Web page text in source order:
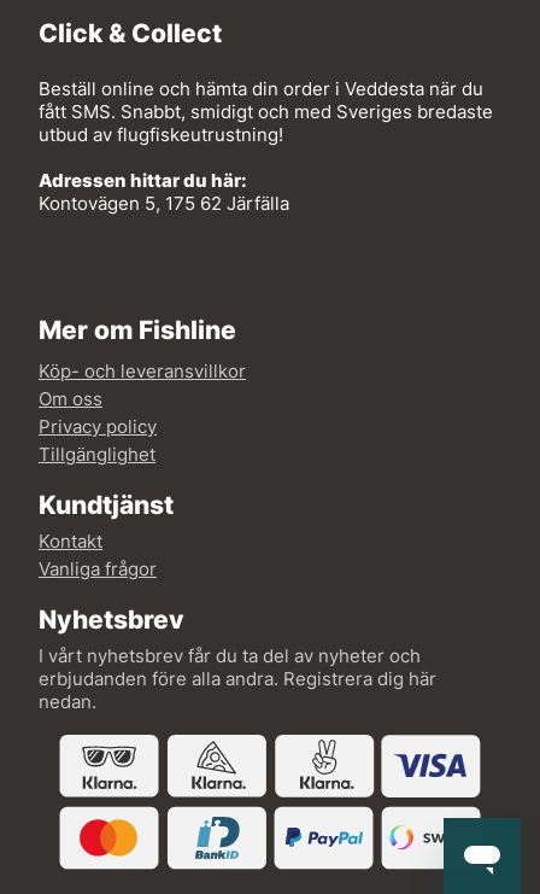
Click & Collect
Beställ online och hämta din order i Veddesta när du
fått SMS. Snabbt, smidigt och med Sveriges bredaste
utbud av flugfiskeutrustning!
Adressen hittar du här:
Kontovägen 5, 175 62 Järfälla
Mer om Fishline
Köp- och leveransvillkor
Om oss
Privacy policy
Tillgänglighet
Kundtjänst
Kontakt
Vanliga frågor
Nyhetsbrev
I vårt nyhetsbrev får du ta del av nyheter och
erbjudanden före alla andra. Registrera dig här
nedan.